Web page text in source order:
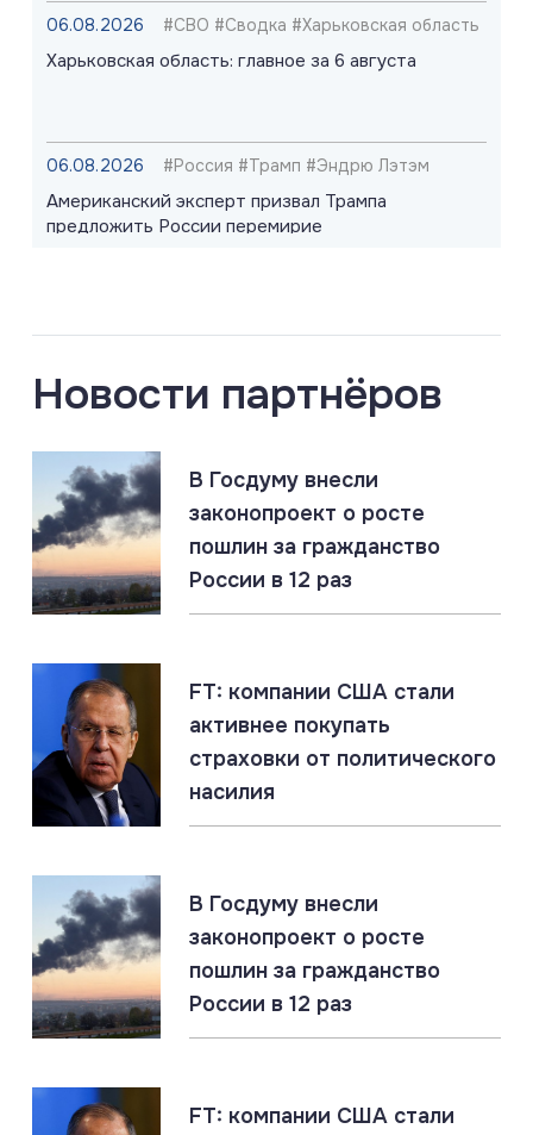
06.08.2026 #СВО #Сводка #Харьковская область
Харьковская область: главное за 6 августа
06.08.2026 #Россия #Трамп #Эндрю Лэтэм
Американский эксперт призвал Трампа
предложить России перемирие
Запорожская область: главное за 6 августа
06.08.2026
Россия нанесла массированный удар по логистике
ВСУ в Киеве и Одессе
06.08.2026 #СВО #Сводка #Херсонская область
06.08.2026 #Наёмники #Польша #СВО
Российские военные идентифицировали польских
наёмников в ВСУ
ДНР: главное за 6 августа
06.08.2026 #«Циркон» #Гиперзвук #ПВО
«Цирконы» бьют по наземным целям. Россия
Новости партнёров
В Госдуму внесли
законопроект о росте
пошлин за гражданство
России в 12 раз
FT: компании США стали
активнее покупать
страховки от политического
насилия
В Госдуму внесли
законопроект о росте
пошлин за гражданство
России в 12 раз
FT: компании США стали